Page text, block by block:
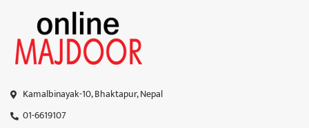
Kamalbinayak-10, Bhaktapur, Nepal
01-6619107